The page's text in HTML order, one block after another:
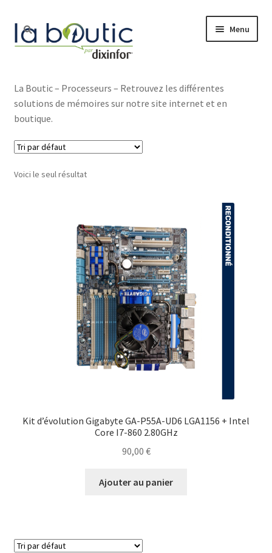
Menu
Boutique
Free Pro
Actualité
La Boutic – Processeurs – Retrouvez les différentes
solutions de mémoires sur notre site internet et en
boutique.
Voici le seul résultat
Kit d’évolution Gigabyte GA-P55A-UD6 LGA1156 + Intel
Core I7-860 2.80GHz
90,00 €
Ajouter au panier